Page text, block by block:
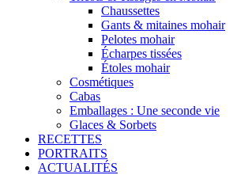
Chaussettes
Gants & mitaines mohair
Pelotes mohair
Écharpes tissées
Étoles mohair
Cosmétiques
Cabas
Emballages : Une seconde vie
Glaces & Sorbets
RECETTES
PORTRAITS
ACTUALITÉS